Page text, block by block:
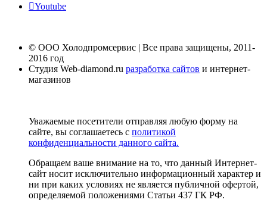
Youtube
© ООО Холодпромсервис | Все права защищены, 2011-
2016 год
Студия Web-diamond.ru разработка сайтов и интернет-
магазинов
Уважаемые посетители отправляя любую форму на
сайте, вы соглашаетесь с политикой
конфиденциальности данного сайта.
Обращаем ваше внимание на то, что данный Интернет-
сайт носит исключительно информационный характер и
ни при каких условиях не является публичной офертой,
определяемой положениями Статьи 437 ГК РФ.